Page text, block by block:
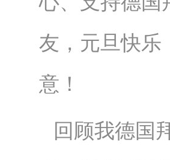
友，元旦快乐
意！
回顾我德国